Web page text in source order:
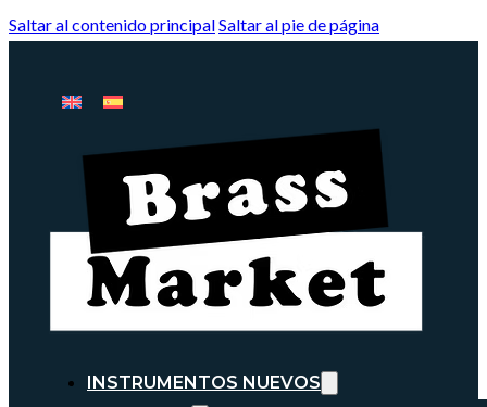
Saltar al contenido principalSaltar al pie de página
INSTRUMENTOS NUEVOS